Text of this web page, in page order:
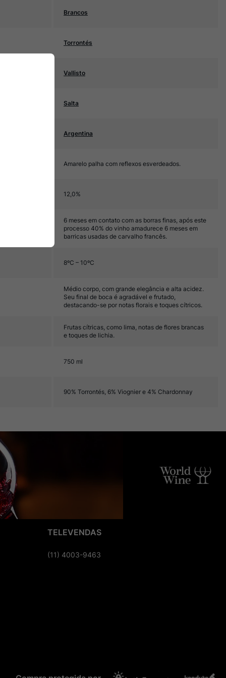
Brancos
Torrontés
Vallisto
Salta
Argentina
Amarelo palha com reflexos esverdeados.
12,0%
6 meses em contato com as borras finas, após este
processo 40% do vinho amadurece 6 meses em
barricas usadas de carvalho francês.
8ºC – 10ºC
Médio corpo, com grande elegância e alta acidez.
Seu final de boca é agradável e frutado,
destacando-se por notas florais e toques cítricos.
Frutas cítricas, como lima, notas de flores brancas
e toques de lichia.
750 ml
90% Torrontés, 6% Viognier e 4% Chardonnay
TELEVENDAS
(11) 4003-9463